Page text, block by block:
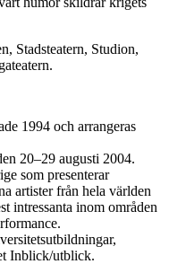
Stadsteatern, Studion,
1994 och arrangeras
20–29 augusti 2004.
som presenterar
artister från hela världen
intressanta inom områden
Inblick/utblick.